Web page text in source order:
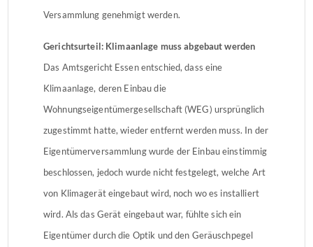
Versammlung genehmigt werden.
Gerichtsurteil: Klimaanlage muss abgebaut werden
Das Amtsgericht Essen entschied, dass eine
Klimaanlage, deren Einbau die
Wohnungseigentümergesellschaft (WEG) ursprünglich
zugestimmt hatte, wieder entfernt werden muss. In der
Eigentümerversammlung wurde der Einbau einstimmig
beschlossen, jedoch wurde nicht festgelegt, welche Art
von Klimagerät eingebaut wird, noch wo es installiert
wird. Als das Gerät eingebaut war, fühlte sich ein
Eigentümer durch die Optik und den Geräuschpegel